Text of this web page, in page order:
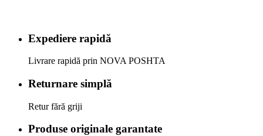
Expediere rapidă
Livrare rapidă prin NOVA POSHTA
Returnare simplă
Retur fără griji
Produse originale garantate